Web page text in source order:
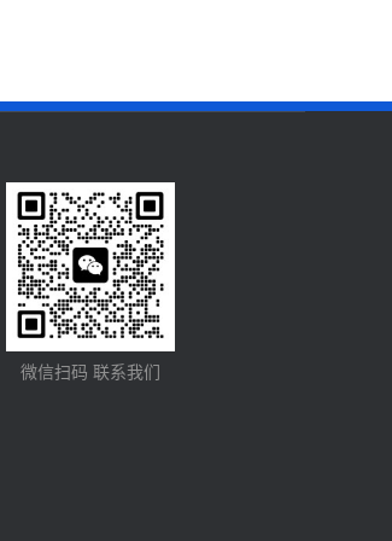
微信扫码 联系我们